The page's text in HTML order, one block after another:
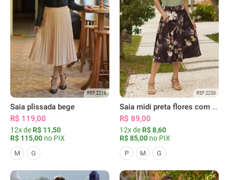
REF 2216
Saia plissada bege
R$ 119,00
12x de R$ 11,50
R$ 115,00 no PIX
M G
REF 2230
Saia midi preta flores com bolsos
R$ 89,00
12x de R$ 8,60
R$ 85,00 no PIX
P M G